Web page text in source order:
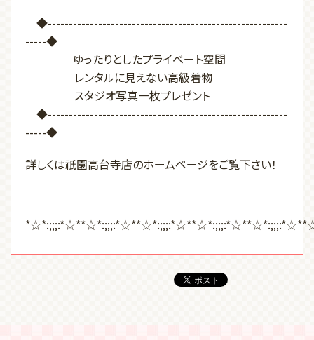
◆---------------------------------------------------------
-----◆
ゆったりとしたプライベート空間
レンタルに見えない高級着物
スタジオ写真一枚プレゼント
◆---------------------------------------------------------
-----◆
詳しくは祇園高台寺店のホームページをご覧下さい！